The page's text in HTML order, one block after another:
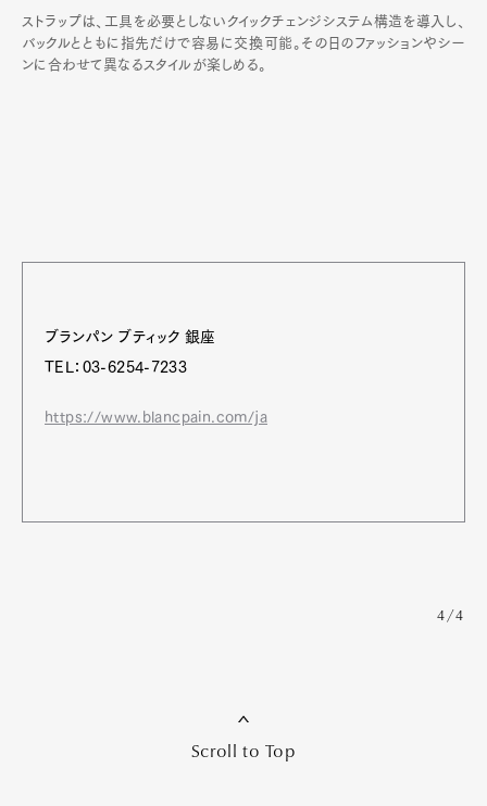
ストラップは、工具を必要としないクイックチェンジシステム構造を導入し、
バックルとともに指先だけで容易に交換可能。その日のファッションやシー
ンに合わせて異なるスタイルが楽しめる。
ブランパン ブティック 銀座
TEL：03-6254-7233
https://www.blancpain.com/ja
4/4
Scroll to Top